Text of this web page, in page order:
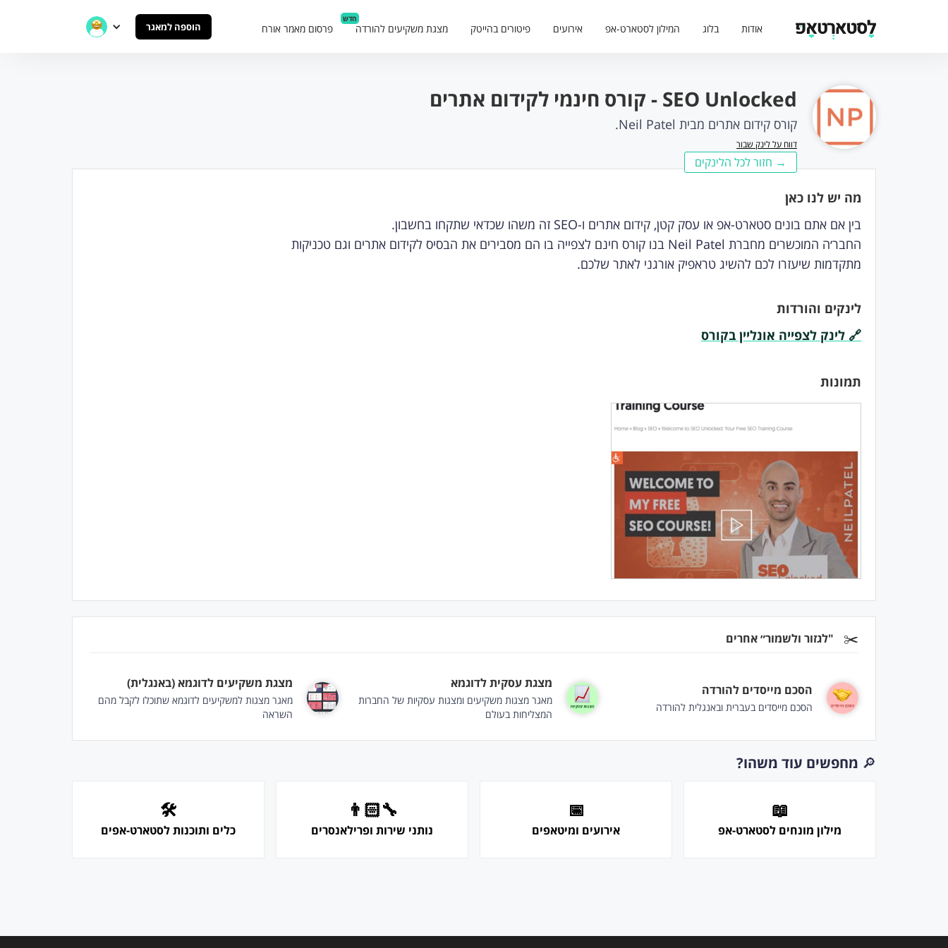
אודות בלוג המילון לסטארט-אפ אירועים פיטורים בהייטק מצגת משקיעים להורדה
חדש
פרסום מאמר אורח הוספה למאגר
SEO Unlocked - קורס חינמי לקידום אתרים
קורס קידום אתרים מבית Neil Patel.
דווח על לינק שבור
→ חזור לכל הלינקים
מה יש לנו כאן
בין אם אתם בונים סטארט-אפ או עסק קטן, קידום אתרים ו-SEO זה משהו שכדאי שתקחו בחשבון.
החבר׳ה המוכשרים מחברת Neil Patel בנו קורס חינם לצפייה בו הם מסבירים את הבסיס לקידום אתרים וגם טכניקות
מתקדמות שיעזרו לכם להשיג טראפיק אורגני לאתר שלכם.
לינקים והורדות
🔗 לינק לצפייה אונליין בקורס
תמונות
✂️ "לגזור ולשמור״ אחרים
הסכם מייסדים להורדה
הסכם מייסדים בעברית ובאנגלית להורדה
מצגת עסקית לדוגמא
מאגר מצגות משקיעים ומצגות עסקיות של החברות
המצליחות בעולם
מצגת משקיעים לדוגמא (באנגלית)
מאגר מצגות למשקיעים לדוגמא שתוכלו לקבל מהם
השראה
🔎 מחפשים עוד משהו?
📖
מילון מונחים לסטארט-אפ
📅
אירועים ומיטאפים
👨🏻‍🔧
נותני שירות ופרילאנסרים
🛠
כלים ותוכנות לסטארט-אפים